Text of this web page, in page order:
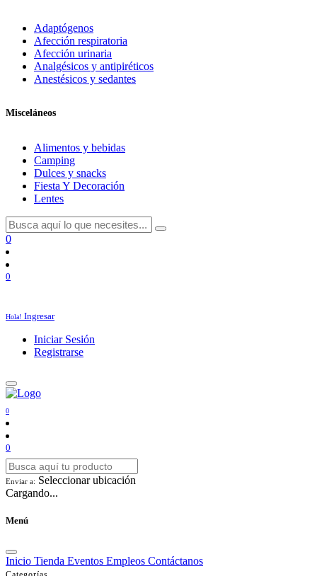
Adaptógenos
Afección respiratoria
Afección urinaria
Analgésicos y antipiréticos
Anestésicos y sedantes
Misceláneos
Alimentos y bebidas
Camping
Dulces y snacks
Fiesta Y Decoración
Lentes
0
0
Hola! Ingresar
Iniciar Sesión
Registrarse
0
0
Enviar a: Seleccionar ubicación
Cargando...
Menú
Inicio Tienda Eventos Empleos Contáctanos